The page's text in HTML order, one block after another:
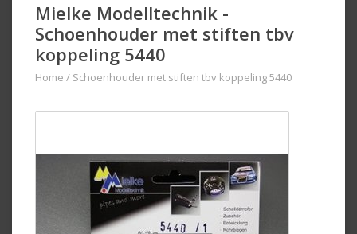
Mielke Modelltechnik -
Schoenhouder met stiften tbv
koppeling 5440
Home / Schoenhouder met stiften tbv koppeling 5440